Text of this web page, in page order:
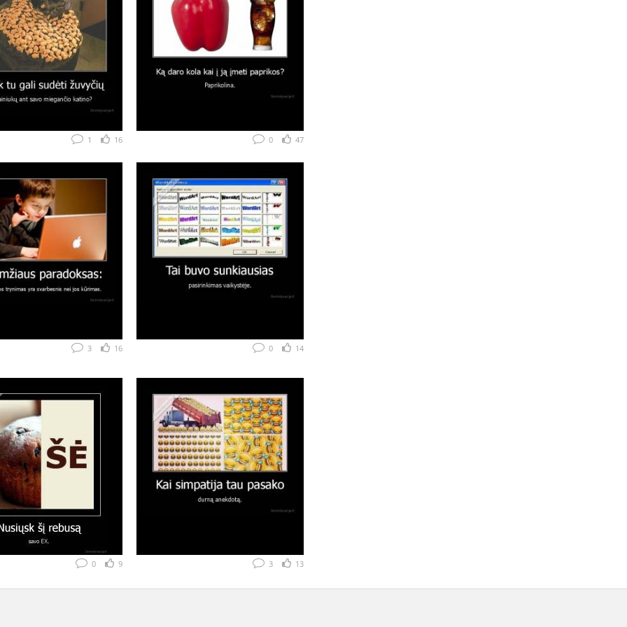
1 16 0 47
3 16 0 14
0 9 3 13